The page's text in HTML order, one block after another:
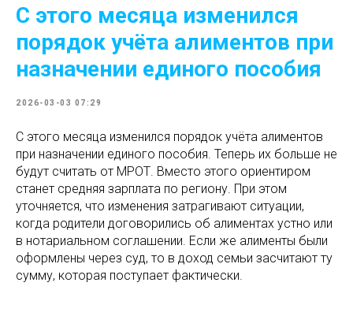
С этого месяца изменился
порядок учёта алиментов при
назначении единого пособия
2026-03-03 07:29
С этого месяца изменился порядок учёта алиментов
при назначении единого пособия. Теперь их больше не
будут считать от МРОТ. Вместо этого ориентиром
станет средняя зарплата по региону. При этом
уточняется, что изменения затрагивают ситуации,
когда родители договорились об алиментах устно или
в нотариальном соглашении. Если же алименты были
оформлены через суд, то в доход семьи засчитают ту
сумму, которая поступает фактически.